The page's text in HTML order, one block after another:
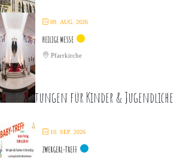
09. AUG. 2026
HEILIGE MESSE
Pfarrkirche
für Kinder & Jugendliche
10. SEP. 2026
ZWERGERL-TREFF